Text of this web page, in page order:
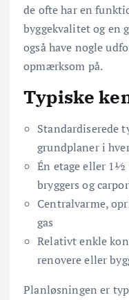
de ofte har en
byggekvalitet og en
også have nogle
opmærksom på.
Typiske
Standardiserede
grundplaner i
Én etage eller
bryggers og
Centralvarme,
gas
Relativt enkle
renovere eller
Planløsningen er